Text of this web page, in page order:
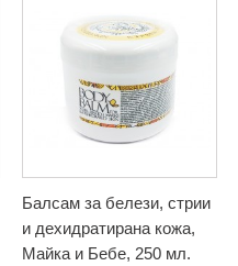
Балсам за белези, стрии
и дехидратирана кожа,
Майка и Бебе, 250 мл.